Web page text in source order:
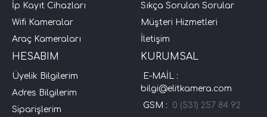
İp Kayıt Cihazları
Wifi Kameralar
Araç Kameraları
Sıkça Sorulan Sorular
Müşteri Hizmetleri
İletişim
HESABIM
Üyelik Bilgilerim
Adres Bilgilerim
Siparişlerim
KURUMSAL
E-MAİL :
bilgi@elitkamera.com
GSM : 0 (531) 257 84 92